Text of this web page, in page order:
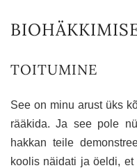
TOITUMINE
See on minu arust üks
rääkida. Ja see pole
hakkan teile
koolis näidati ja öeldi,